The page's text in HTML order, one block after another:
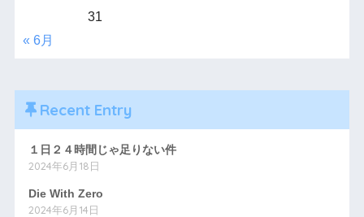
31
« 6月
Recent Entry
１日２４時間じゃ足りない件
2024年6月18日
Die With Zero
2024年6月14日